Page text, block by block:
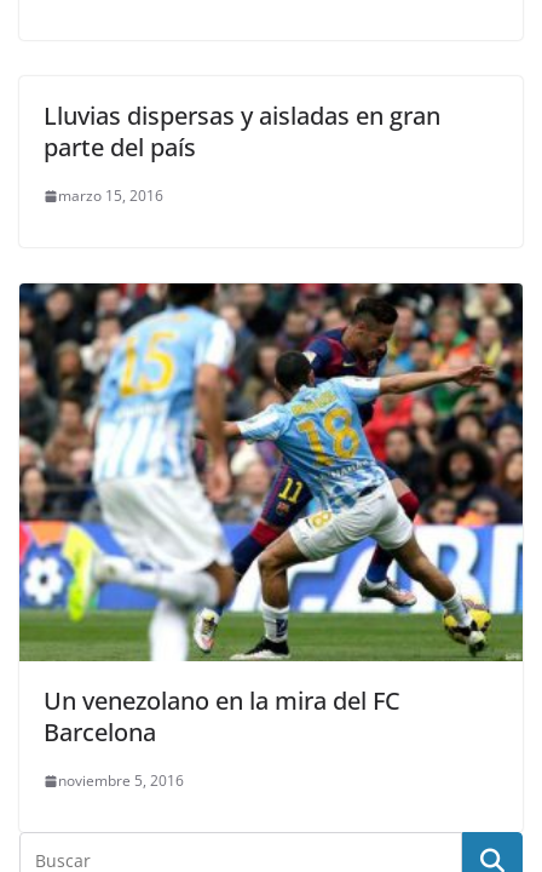
Lluvias dispersas y aisladas en gran
parte del país
marzo 15, 2016
Un venezolano en la mira del FC
Barcelona
noviembre 5, 2016